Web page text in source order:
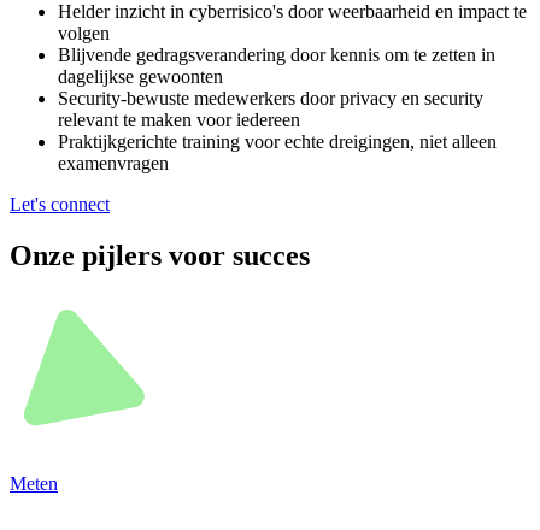
Helder inzicht in cyberrisico's door weerbaarheid en impact te
volgen
Blijvende gedragsverandering door kennis om te zetten in
dagelijkse gewoonten
Security-bewuste medewerkers door privacy en security
relevant te maken voor iedereen
Praktijkgerichte training voor echte dreigingen, niet alleen
examenvragen
Let's connect
Onze pijlers voor succes
Meten